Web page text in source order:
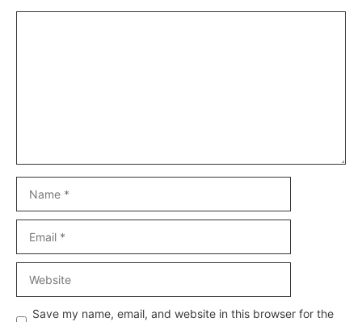
Save my name, email, and website in this browser for the